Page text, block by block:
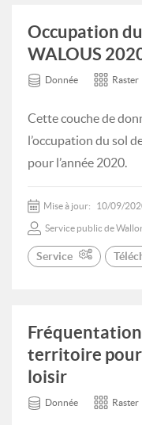
Occupation
WALOUS
Donnée Raster
Cette couche de
l’occupation du sol
pour l’année 2020.
Mise à jour: 10/09/
Service public de
Service
territoire pour
loisir
Donnée Raster